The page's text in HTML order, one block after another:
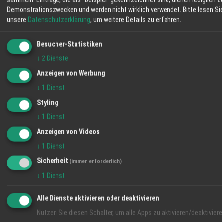
Vielfalt pur: Die Messe BAUEN WOHNEN Garten
& Genuss präsentiert sich 2025 erneut mit dem
Kreativ-Markt "kreativ Offenburg
Frühlingserwachen"
Termine
Demonstrationszwecken und werden nicht wirklich verwendet. Bitte lesen
unsere Datenschutzerklärung, um weitere Details zu erfahren.
Besucher-Statistiken
↓ 2 Dienste
Anzeigen von Werbung
↓ 1 Dienst
Styling
↓ 1 Dienst
Anzeigen von Videos
↓ 1 Dienst
Sicherheit (immer erforderlich)
↓ 1 Dienst
Alle Dienste aktivieren oder deaktivieren
Nutzen Sie diesen Schalter, um alle Apps zu aktivieren/